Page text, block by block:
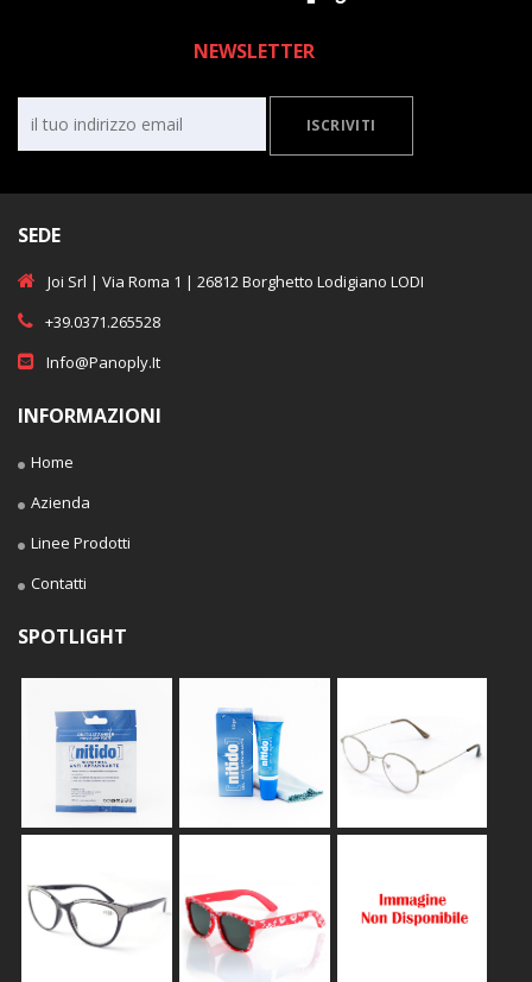
NEWSLETTER
ISCRIVITI
SEDE
Joi Srl | Via Roma 1 | 26812 Borghetto Lodigiano LODI
+39.0371.265528
Info@panoply.it
INFORMAZIONI
Home
Azienda
Linee Prodotti
Contatti
SPOTLIGHT